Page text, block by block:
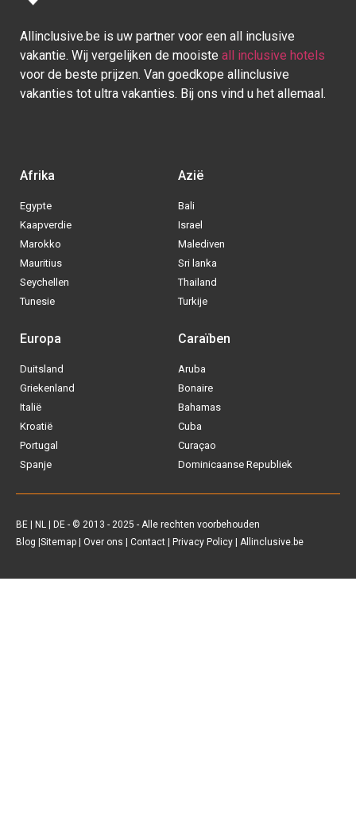
Allinclusive.be is uw partner voor een all inclusive
vakantie. Wij vergelijken de mooiste all inclusive hotels
voor de beste prijzen. Van goedkope allinclusive
vakanties tot ultra vakanties. Bij ons vind u het allemaal.
Afrika
Egypte
Kaapverdie
Marokko
Mauritius
Seychellen
Tunesie
Azië
Bali
Israel
Malediven
Sri lanka
Thailand
Turkije
Europa
Duitsland
Griekenland
Italië
Kroatië
Portugal
Spanje
Caraïben
Aruba
Bonaire
Bahamas
Cuba
Curaçao
Dominicaanse Republiek
BE NL DE - © 2013 - 2025 - Alle rechten voorbehouden
Blog Sitemap Over ons Contact Privacy Policy | Allinclusive.be
Vakantiediscounter
D-reizen